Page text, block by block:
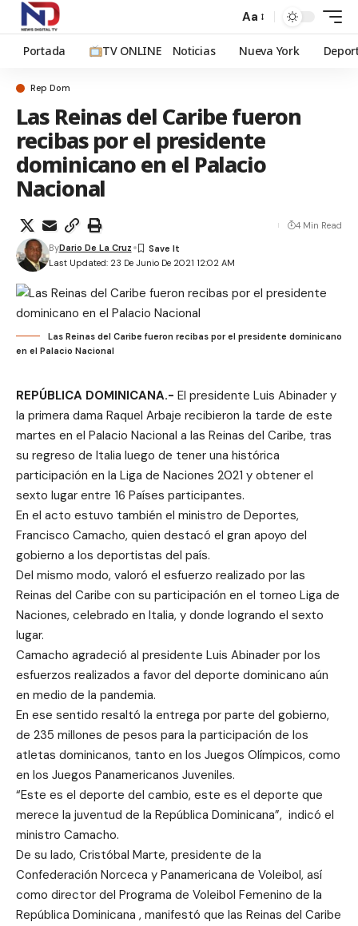
Aa
Portada TV ONLINE Noticias Nueva York
Rep Dom
Las Reinas del Caribe fueron
recibas por el presidente
dominicano en el Palacio
Nacional
Last Updated: 23 De Junio De 2021 12:02 AM
ByDario De La Cruz
4 Min Read
Las Reinas del Caribe fueron recibas por el presidente dominicano
en el Palacio Nacional
REPÚBLICA DOMINICANA.- El presidente Luis Abinader y
la primera dama Raquel Arbaje recibieron la tarde de este
martes en el Palacio Nacional a las Reinas del Caribe, tras
su regreso de Italia luego de tener una histórica
participación en la Liga de Naciones 2021 y obtener el
sexto lugar entre 16 Países participantes.
En el acto estuvo también el ministro de Deportes,
Francisco Camacho, quien destacó el gran apoyo del
gobierno a los deportistas del país.
Del mismo modo, valoró el esfuerzo realizado por las
Reinas del Caribe con su participación en el torneo Liga de
Naciones, celebrado en Italia, y donde logrando el sexto
lugar.
Camacho agradeció al presidente Luis Abinader por los
esfuerzos realizados a favor del deporte dominicano aún
en medio de la pandemia.
En ese sentido resaltó la entrega por parte del gobierno,
de 235 millones de pesos para la participación de los
atletas dominicanos, tanto en los Juegos Olímpicos, como
en los Juegos Panamericanos Juveniles.
“Este es el deporte del cambio, este es el deporte que
merece la juventud de la República Dominicana”, indicó el
ministro Camacho.
De su lado, Cristóbal Marte, presidente de la
Confederación Norceca y Panamericana de Voleibol, así
como director del Programa de Voleibol Femenino de la
República Dominicana , manifestó que las Reinas del Caribe